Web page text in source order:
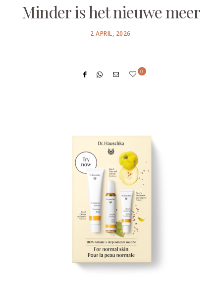
Minder is het nieuwe meer
POSTED
2 APRIL, 2026
0